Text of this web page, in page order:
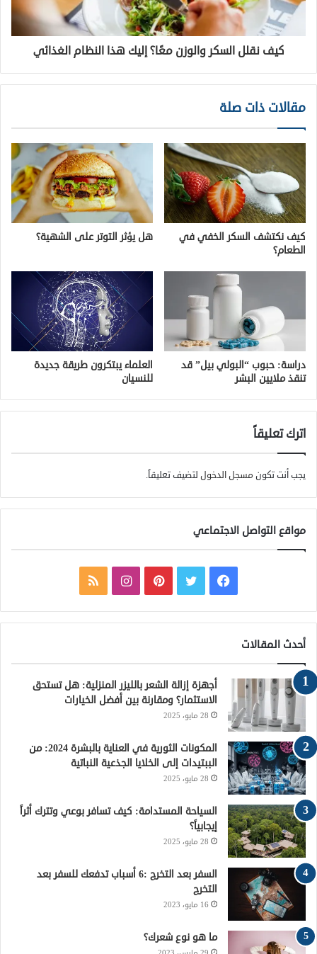
كيف نقلل السكر والوزن معًا؟ إليك هذا النظام الغذائي
مقالات ذات صلة
كيف نكتشف السكر الخفي في
الطعام؟
هل يؤثر التوتر على الشهية؟
دراسة: حبوب “البولي بيل” قد
تنقذ ملايين البشر
العلماء يبتكرون طريقة جديدة
للنسيان
اترك تعليقاً
يجب أنت تكون مسجل الدخول لتضيف تعليقاً.
مواقع التواصل الاجتماعي
ي
ب
و
ك
و
ت
ر
ي
ت
ي
ي
ت
ن
ت
ق
ا
ل
ص
ا
م
ق
أحدث المقالات
أجهزة إزالة الشعر بالليزر المنزلية: هل تستحق
الاستثمار؟ ومقارنة بين أفضل الخيارات
28 مايو، 2025
المكونات الثورية في العناية بالبشرة 2024: من
الببتيدات إلى الخلايا الجذعية النباتية
28 مايو، 2025
السياحة المستدامة: كيف تسافر بوعي وتترك أثراً
إيجابياً؟
28 مايو، 2025
السفر بعد التخرج :6 أسباب تدفعك للسفر بعد
التخرج
16 مايو، 2023
ما هو نوع شعرك؟